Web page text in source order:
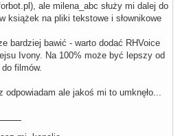
ale milena_abc służy mi dalej do
książek na pliki tekstowe i słownikowe
bardziej bawić - warto dodać RHVoice
Ivony. Na 100% może być lepszy od
filmów.
odpowiadam ale jakoś mi to umknęło...